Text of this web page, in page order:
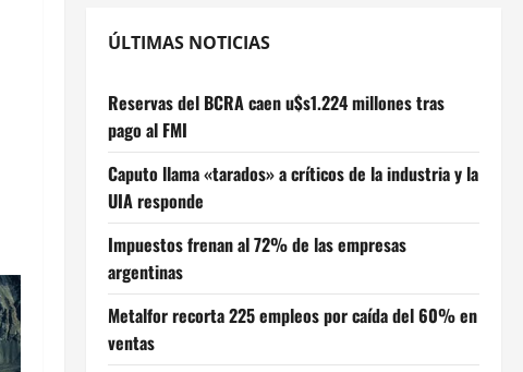
ÚLTIMAS NOTICIAS
Reservas del BCRA caen u$s1.224 millones tras
pago al FMI
Caputo llama «tarados» a críticos de la industria y la
UIA responde
Impuestos frenan al 72% de las empresas
argentinas
Metalfor recorta 225 empleos por caída del 60% en
ventas